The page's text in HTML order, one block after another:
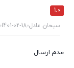
1.0
سبحان عادل 1401-02-18
عدم ارسال